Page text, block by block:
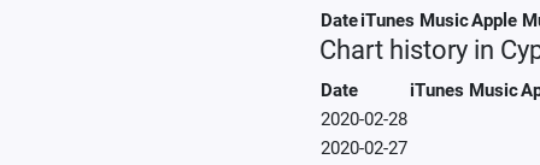
DateiTunes MusicApple
Chart history in
Date iTunes Music
2020-02-28
2020-02-27